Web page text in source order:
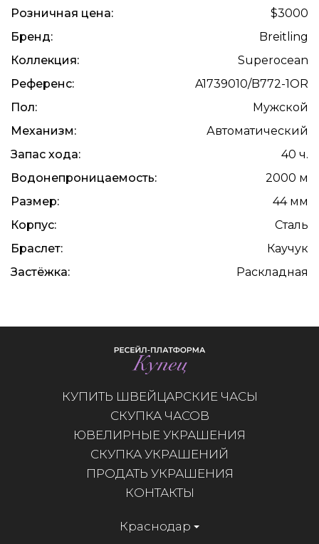
Розничная цена:
$3000
Бренд:
Breitling
Коллекция:
Superocean
Референс:
A1739010/B772-1OR
Пол:
Мужской
Механизм:
Автоматический
Запас хода:
40 ч.
Водонепроницаемость:
2000 м
Размер:
44 мм
Корпус:
Сталь
Браслет:
Каучук
Застёжка:
Раскладная
КУПИТЬ ШВЕЙЦАРСКИЕ ЧАСЫ
СКУПКА ЧАСОВ
ЮВЕЛИРНЫЕ УКРАШЕНИЯ
СКУПКА УКРАШЕНИЙ
ПРОДАТЬ УКРАШЕНИЯ
КОНТАКТЫ
Краснодар